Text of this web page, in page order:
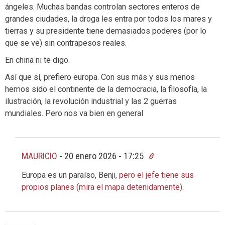
ángeles. Muchas bandas controlan sectores enteros de
grandes ciudades, la droga les entra por todos los mares y
tierras y su presidente tiene demasiados poderes (por lo
que se ve) sin contrapesos reales.
En china ni te digo.
Así que sí, prefiero europa. Con sus más y sus menos
hemos sido el continente de la democracia, la filosofía, la
ilustración, la revolución industrial y las 2 guerras
mundiales. Pero nos va bien en general
MAURICIO - 20 enero 2026 - 17:25
Europa es un paraíso, Benji, pero el jefe tiene sus
propios planes (mira el mapa detenidamente).